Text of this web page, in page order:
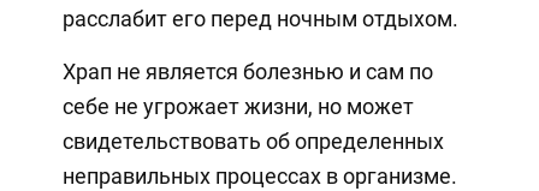
расслабит его перед ночным отдыхом.
Храп не является болезнью и сам по
себе не угрожает жизни, но может
свидетельствовать об определенных
неправильных процессах в организме.